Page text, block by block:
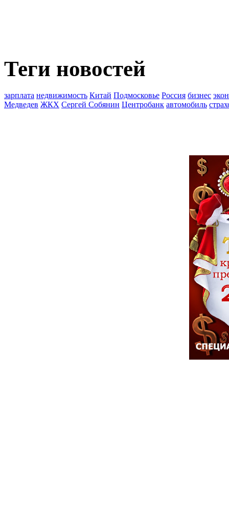
Теги новостей
зарплата недвижимость Китай Подмосковье Россия бизнес
Медведев ЖКХ Сергей Собянин Центробанк автомобиль